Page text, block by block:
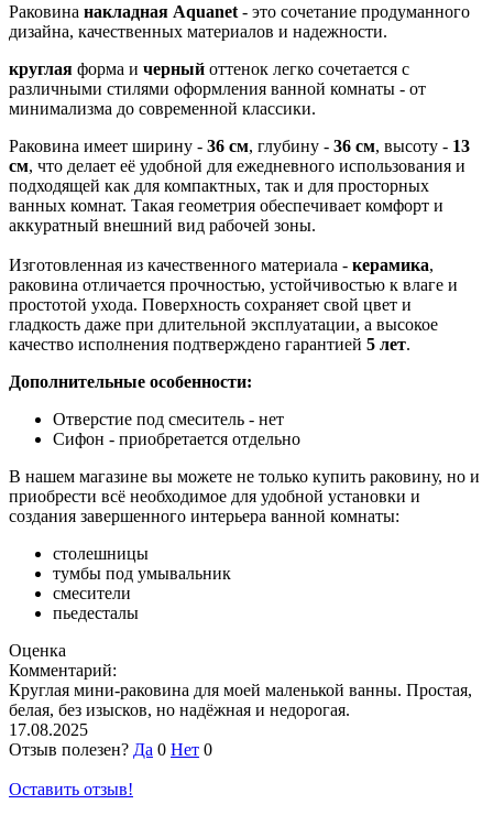
Раковина накладная Aquanet - это сочетание продуманного
дизайна, качественных материалов и надежности.
круглая форма и черный оттенок легко сочетается с
различными стилями оформления ванной комнаты - от
минимализма до современной классики.
Раковина имеет ширину - 36 см, глубину - 36 см, высоту - 13
см, что делает её удобной для ежедневного использования и
подходящей как для компактных, так и для просторных
ванных комнат. Такая геометрия обеспечивает комфорт и
аккуратный внешний вид рабочей зоны.
Изготовленная из качественного материала - керамика,
раковина отличается прочностью, устойчивостью к влаге и
простотой ухода. Поверхность сохраняет свой цвет и
гладкость даже при длительной эксплуатации, а высокое
качество исполнения подтверждено гарантией 5 лет.
Дополнительные особенности:
Отверстие под смеситель - нет
Сифон - приобретается отдельно
В нашем магазине вы можете не только купить раковину, но и
приобрести всё необходимое для удобной установки и
создания завершенного интерьера ванной комнаты:
столешницы
тумбы под умывальник
смесители
пьедесталы
Оценка
Комментарий:
Круглая мини-раковина для моей маленькой ванны. Простая,
белая, без изысков, но надёжная и недорогая.
17.08.2025
Отзыв полезен? Да 0 Нет 0
Оставить отзыв!